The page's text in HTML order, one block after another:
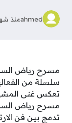
ahmedمنذ
مسرح رياض
سلسلة من
تعكس غنى
مسرح رياض
تدمج بين فن